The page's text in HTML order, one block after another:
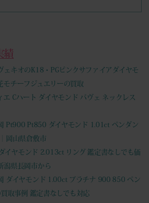
績
ェキオのK18・PGピンクサファイアダイヤモ
モチーフジュエリーの買取
エ Cハート ダイヤモンド パヴェ ネックレス
Pt900 Pt850 ダイヤモンド 1.01ct ペンダン
岡山県倉敷市
イヤモンド 2.013ct リング 鑑定書なしでも価
潟県長岡市から
ダイヤモンド 1.00ct プラチナ 900 850 ペン
取事例 鑑定書なしでも対応